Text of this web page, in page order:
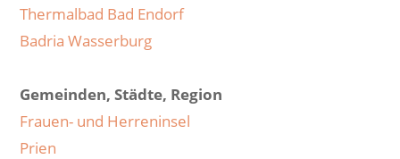
Thermalbad Bad Endorf
Badria Wasserburg
Gemeinden, Städte, Region
Frauen- und Herreninsel
Prien